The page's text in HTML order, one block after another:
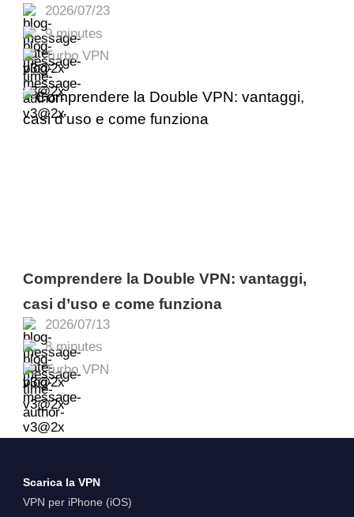
2026/07/23
9 minutes
Turbo VPN
2026/07/13
8 minutes
Turbo VPN
Comprendere la Double VPN: vantaggi,
casi d’uso e come funziona
Scarica la VPN
VPN per iPhone (iOS)